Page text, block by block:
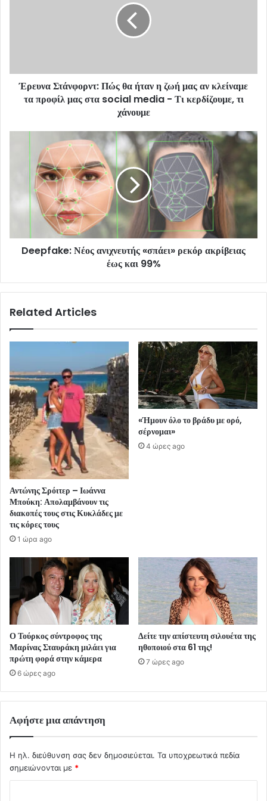
Έρευνα Στάνφορντ: Πώς θα ήταν η ζωή μας αν κλείναμε
τα προφίλ μας στα social media - Τι κερδίζουμε, τι
χάνουμε
Deepfake: Νέος ανιχνευτής «σπάει» ρεκόρ ακρίβειας
έως και 99%
Related Articles
Αντώνης Σρόιτερ – Ιωάννα
Μπούκη: Απολαμβάνουν τις
διακοπές τους στις Κυκλάδες με
τις κόρες τους
1 ώρα ago
«Ήμουν όλο το βράδυ με ορό,
σέρνομαι»
4 ώρες ago
Ο Τούρκος σύντροφος της
Μαρίνας Σταυράκη μιλάει για
πρώτη φορά στην κάμερα
6 ώρες ago
Δείτε την απίστευτη σιλουέτα της
ηθοποιού στα 61 της!
7 ώρες ago
Αφήστε μια απάντηση
Η ηλ. διεύθυνση σας δεν δημοσιεύεται. Τα υποχρεωτικά πεδία
σημειώνονται με *